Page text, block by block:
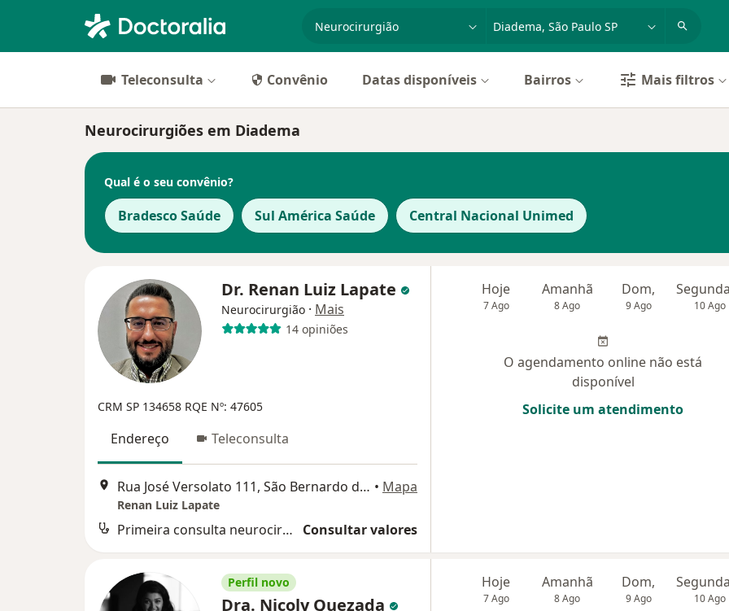
Teleconsulta Convênio Datas disponíveis Bairros Mais filtros
Neurocirurgiões em Diadema
Qual é o seu convênio?
Bradesco Saúde Sul América Saúde Central Nacional Unimed
Dr. Renan Luiz Lapate
Neurocirurgião · Mais
14 opiniões
CRM SP 134658 RQE Nº: 47605
Endereço Teleconsulta
Rua José Versolato 111, São Bernardo do Campo • Mapa
Renan Luiz Lapate
Primeira consulta neurocirurgia Consultar valores
Hoje
7 Ago
Amanhã
8 Ago
Dom,
9 Ago 10 Ago
O agendamento online não está
disponível
Solicite um atendimento
Perfil novo
Dra. Nicoly Quezada
Hoje
7 Ago
Amanhã
8 Ago
Dom,
9 Ago 10 Ago